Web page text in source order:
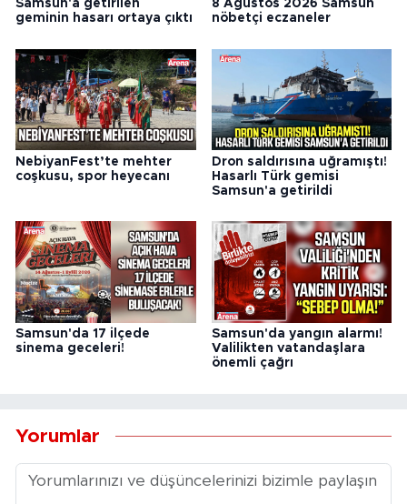
Samsun'a getirilen
geminin hasarı ortaya çıktı
8 Ağustos 2026 Samsun
nöbetçi eczaneler
NebiyanFest’te mehter
coşkusu, spor heyecanı
Dron saldırısına uğramıştı!
Hasarlı Türk gemisi
Samsun'a getirildi
Samsun'da 17 ilçede
sinema geceleri!
Samsun'da yangın alarmı!
Valilikten vatandaşlara
önemli çağrı
Yorumlar